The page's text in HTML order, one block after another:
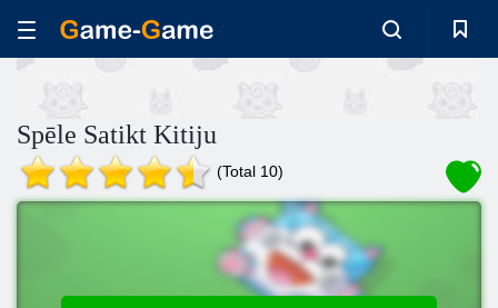
Spēle Satikt Kitiju
(Total 10)